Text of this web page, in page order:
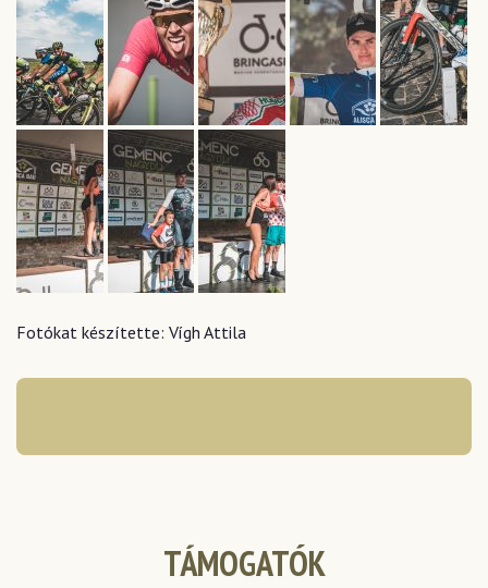
Fotókat készítette: Vígh Attila
TÁMOGATÓK